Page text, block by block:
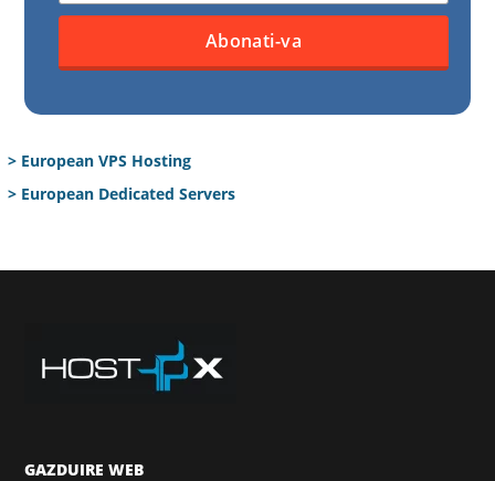
> European VPS Hosting
> European Dedicated Servers
GAZDUIRE WEB